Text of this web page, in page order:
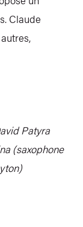
Claude
Patyra
(saxophone